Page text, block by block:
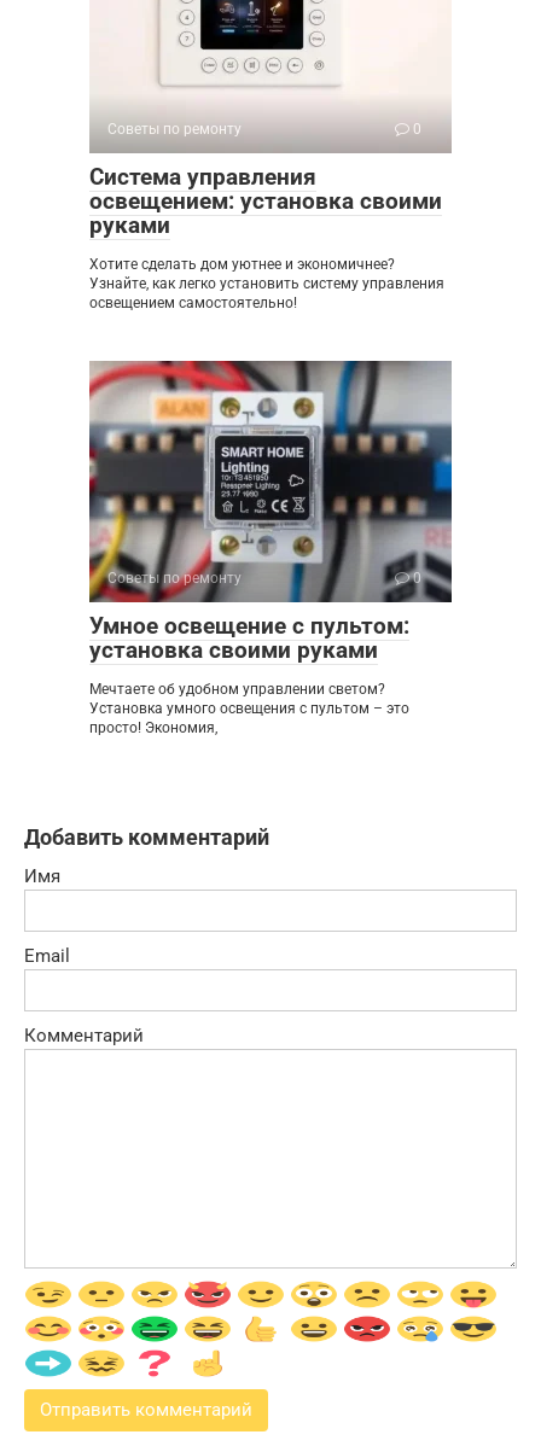
Советы по ремонту 0
Система управления
освещением: установка своими
руками
Хотите сделать дом уютнее и экономичнее?
Узнайте, как легко установить систему управления
освещением самостоятельно!
Советы по ремонту 0
Умное освещение с пультом:
установка своими руками
Мечтаете об удобном управлении светом?
Установка умного освещения с пультом – это
просто! Экономия,
Добавить комментарий
Имя
Email
Комментарий